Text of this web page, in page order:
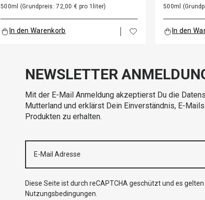
500ml (Grundpreis: 72,00 € pro 1liter)
In den Warenkorb
500ml
In den
NEWSLETTER
Mit der E-Mail Anmeldung akzeptierst Du die
Mutterland und erklärst Dein Einverständnis, E-
Produkten zu erhalten.
Diese Seite ist durch reCAPTCHA geschützt und es gelten
Nutzungsbedingungen